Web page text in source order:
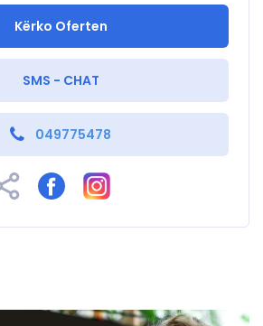
Kërko Oferten
SMS - CHAT
049775478